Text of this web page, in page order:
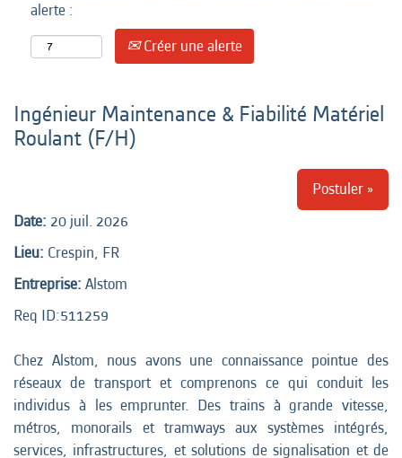
alerte :
Créer une alerte
Ingénieur Maintenance & Fiabilité Matériel
Roulant (F/H)
Postuler »
Date: 20 juil. 2026
Lieu: Crespin, FR
Entreprise: Alstom
Req ID:511259
Chez Alstom, nous avons une connaissance pointue des
réseaux de transport et comprenons ce qui conduit les
individus à les emprunter. Des trains à grande vitesse,
métros, monorails et tramways aux systèmes intégrés,
services, infrastructures, et solutions de signalisation et de